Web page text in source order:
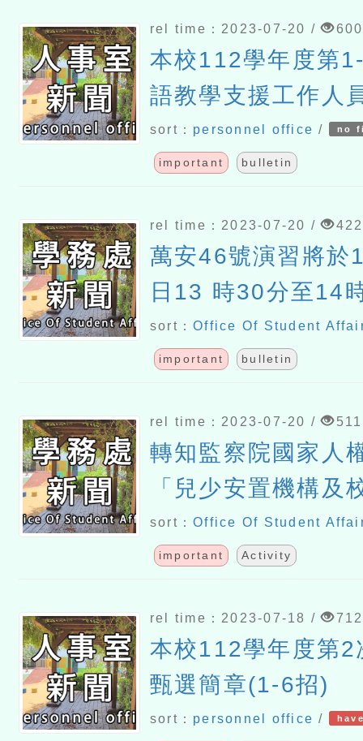
rel time：2023-07-20 / 600
本校112學年度第
語教學支援工作人
錄取公告
sort： personnel office / no
important bulletin
rel time：2023-07-20 / 422
萬安46號演習將於
日13 時30分至14
sort：Office Of Student
important bulletin
rel time：2023-07-20 / 511
轉知監察院國家人
「兒少安置機構及
系統性訪查計畫」
宣導「猥褻也是性
sort：Office Of Student
important Activity
rel time：2023-07-18 / 712
本校112學年度第2
甄選簡章(1-6招)
sort： personnel office /